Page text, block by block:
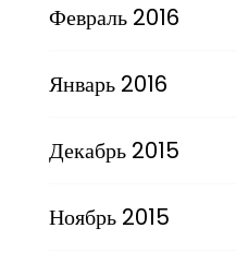
Февраль 2016
Январь 2016
Декабрь 2015
Ноябрь 2015